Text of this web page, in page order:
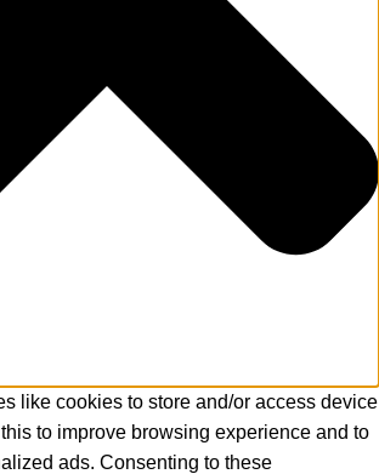
like cookies to store and/or access device
to improve browsing experience and to
ads. Consenting to these